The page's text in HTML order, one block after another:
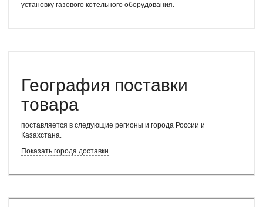
Паровые котельные стоимость
Паровые котлы производственных котельных
Котел КВ 300 цена
Купить водогрейный котел
Купить водогрейный газовый котел
Купить котел из наличия
Купить котел на твердом топливе
Котел КВр
установку газового котельного оборудования.
География поставки
товара
поставляется в следующие регионы и города России и
Казахстана.
Показать города доставки